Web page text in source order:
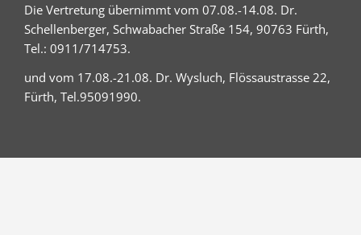
Die Vertretung übernimmt vom 07.08.-14.08. Dr.
Schellenberger, Schwabacher Straße 154, 90763 Fürth,
Tel.: 0911/714753.
und vom 17.08.-21.08. Dr. Wysluch, Flössaustrasse 22,
Fürth, Tel.95091990.